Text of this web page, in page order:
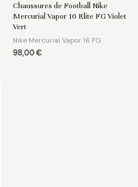
Note
sur
5
Chaussures de Football Nike
Mercurial Vapor 16 Elite FG Violet
Vert
Nike Mercurial Vapor 16 FG
98,00€